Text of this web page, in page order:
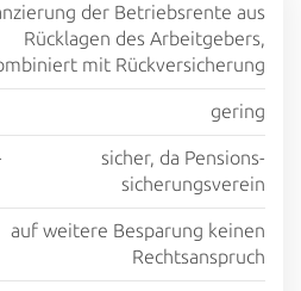
der Betriebs­rente aus
Rücklagen des Arbeitgebers,
mit Rück­versicherung
gering
sicher, da Pensions­
sicherungs­verein
auf weitere Besparung keinen
Rechts­anspruch